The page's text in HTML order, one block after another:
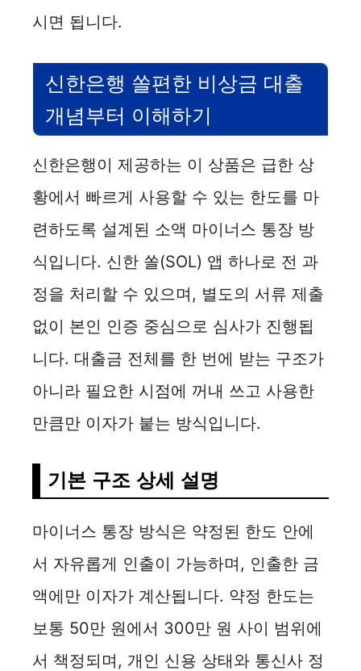
시면 됩니다.
신한은행 쏠편한 비상금 대출
개념부터 이해하기
신한은행이 제공하는 이 상품은 급한 상
황에서 빠르게 사용할 수 있는 한도를 마
련하도록 설계된 소액 마이너스 통장 방
식입니다. 신한 쏠(SOL) 앱 하나로 전 과
정을 처리할 수 있으며, 별도의 서류 제출
없이 본인 인증 중심으로 심사가 진행됩
니다. 대출금 전체를 한 번에 받는 구조가
아니라 필요한 시점에 꺼내 쓰고 사용한
만큼만 이자가 붙는 방식입니다.
기본 구조 상세 설명
마이너스 통장 방식은 약정된 한도 안에
서 자유롭게 인출이 가능하며, 인출한 금
액에만 이자가 계산됩니다. 약정 한도는
보통 50만 원에서 300만 원 사이 범위에
서 책정되며, 개인 신용 상태와 통신사 정